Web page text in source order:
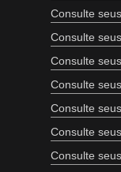
Consulte
Consulte
Consulte
Consulte
Consulte
Consulte
Consulte